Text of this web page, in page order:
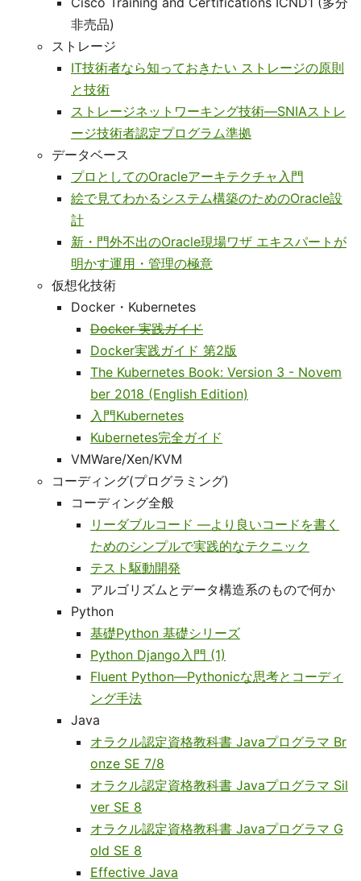
非売品)
ストレージ
IT技術者なら知っておきたい ストレージの原則
と技術
ストレージネットワーキング技術―SNIAストレ
ージ技術者認定プログラム準拠
データベース
プロとしてのOracleアーキテクチャ入門
絵で見てわかるシステム構築のためのOracle設
計
新・門外不出のOracle現場ワザ エキスパートが
明かす運用・管理の極意
仮想化技術
Docker・Kubernetes
Docker 実践ガイド
Docker実践ガイド 第2版
The Kubernetes Book: Version 3 - Novem
ber 2018 (English Edition)
入門Kubernetes
Kubernetes完全ガイド
VMWare/Xen/KVM
コーディング(プログラミング)
コーディング全般
リーダブルコード ―より良いコードを書く
ためのシンプルで実践的なテクニック
テスト駆動開発
アルゴリズムとデータ構造系のもので何か
Python
基礎Python 基礎シリーズ
Python Django入門 (1)
Fluent Python―Pythonicな思考とコーディ
ング手法
Java
オラクル認定資格教科書 Javaプログラマ Br
onze SE 7/8
オラクル認定資格教科書 Javaプログラマ Sil
ver SE 8
オラクル認定資格教科書 Javaプログラマ G
old SE 8
Effective Java